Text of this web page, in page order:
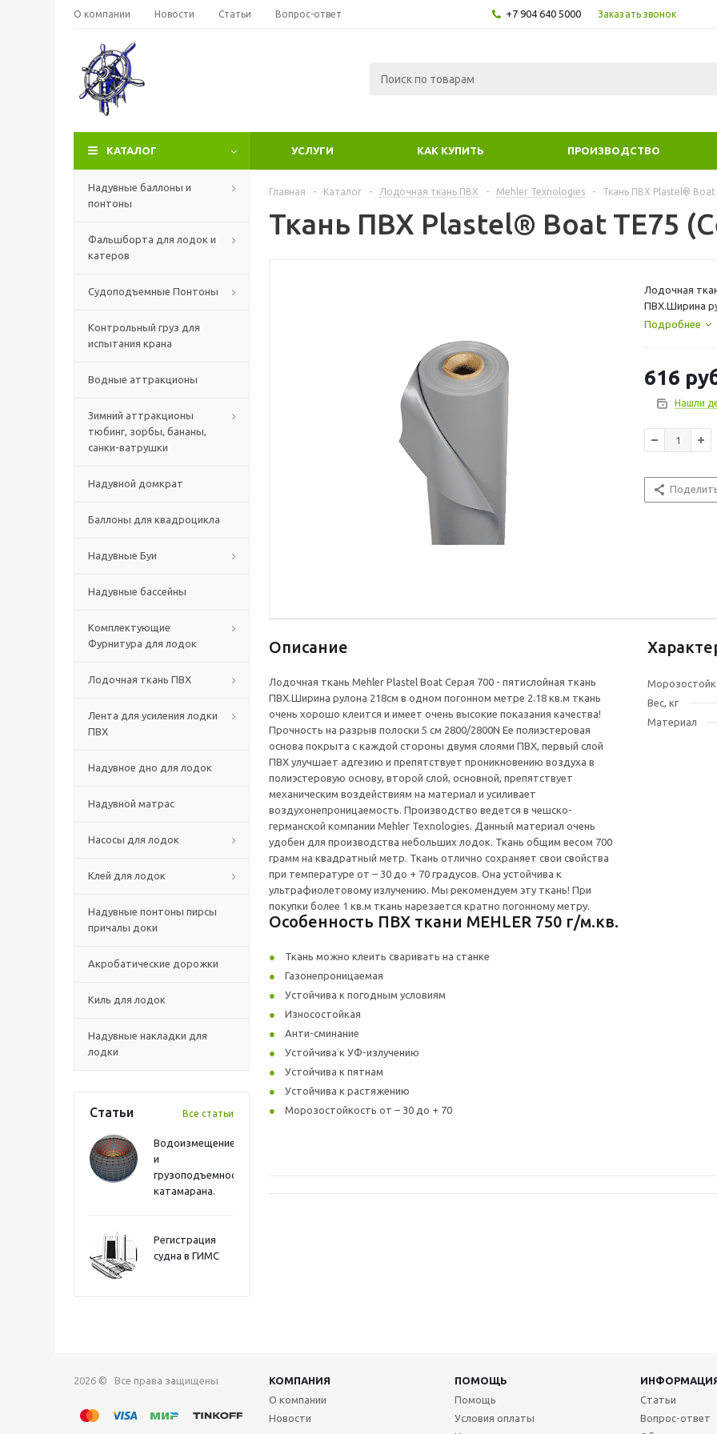
О компании Новости Статьи Вопрос-ответ +7 904 640 5000 Заказать звонок
КАТАЛОГ УСЛУГИ КАК КУПИТЬ ПРОИЗВОДСТВО
Надувные баллоны и
понтоны
Фальшборта для лодок и
катеров
Судоподъемные Понтоны
Контрольный груз для
испытания крана
Водные аттракционы
Зимний аттракционы
тюбинг, зорбы, бананы,
санки-ватрушки
Надувной домкрат
Баллоны для квадроцикла
Надувные Буи
Надувные бассейны
Комплектующие
Фурнитура для лодок
Лодочная ткань ПВХ
Лента для усиления лодки
ПВХ
Надувное дно для лодок
Надувной матрас
Насосы для лодок
Клей для лодок
Надувные понтоны пирсы
причалы доки
Акробатические дорожки
Киль для лодок
Надувные накладки для
лодки
Статьи Все статьи
Водоизмещение
и
грузоподъемность
катамарана.
Регистрация
судна в ГИМС
Главная - Каталог - Лодочная ткань ПВХ - Mehler Texnologies - Ткань ПВХ Plastel® Boat
Ткань ПВХ Plastel® Boat TE75
Лодочная
ПВХ.Ширина
очень хорошо
ПВХ улучшает
германской
удобен для
свойства при
покупки
Подробнее
616
Нашли
Описание
Лодочная ткань Mehler Plastel Boat Серая 700 - пятислойная ткань
ПВХ.Ширина рулона 218см в одном погонном метре 2.18 кв.м ткань
очень хорошо клеится и имеет очень высокие показания качества!
Прочность на разрыв полоски 5 см 2800/2800N Ее полиэстеровая
основа покрыта с каждой стороны двумя слоями ПВХ, первый слой
ПВХ улучшает адгезию и препятствует проникновению воздуха в
полиэстеровую основу, второй слой, основной, препятствует
механическим воздействиям на материал и усиливает
воздухонепроницаемость. Производство ведется в чешско-
германской компании Mehler Texnologies. Данный материал очень
удобен для производства небольших лодок. Ткань общим весом 700
грамм на квадратный метр. Ткань отлично сохраняет свои свойства
при температуре от – 30 до + 70 градусов. Она устойчива к
ультрафиолетовому излучению. Мы рекомендуем эту ткань! При
покупки более 1 кв.м ткань нарезается кратно погонному метру.
Особенность ПВХ ткани MEHLER 750 г/м.кв.
Ткань можно клеить сваривать на станке
Газонепроницаемая
Устойчива к погодным условиям
Износостойкая
Анти-сминание
Устойчива к УФ-излучению
Устойчива к пятнам
Устойчива к растяжению
Морозостойкость от – 30 до + 70
Вес, кг
Материал
2026 © Все права защищены КОМПАНИЯ ПОМОЩЬ
О компании
Новости
Помощь
Условия оплаты
Статьи
Вопрос-ответ